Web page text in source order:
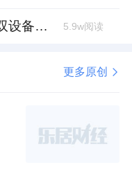
中建智地亦庄国贤府南北双设备平台，得房率创区域新高 5.9w阅读
更多原创